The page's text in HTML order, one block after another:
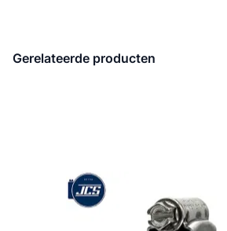
Gerelateerde producten